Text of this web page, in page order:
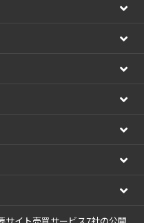
イト売買サービス7社の公開